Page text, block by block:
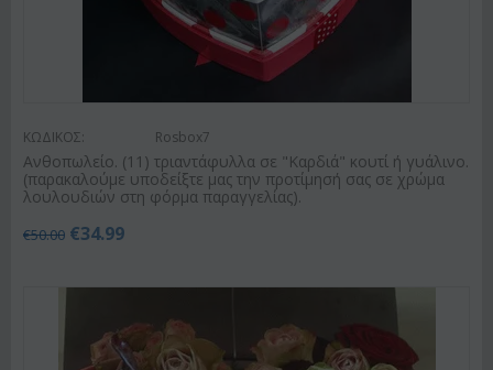
ΚΩΔΙΚΟΣ: Rosbox7
Ανθοπωλείο. (11) τριαντάφυλλα σε "Καρδιά" κουτί ή γυάλινο.
(παρακαλούμε υποδείξτε μας την προτίμησή σας σε χρώμα
λουλουδιών στη φόρμα παραγγελίας).
€50.00 €34.99